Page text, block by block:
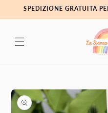
direttamente
ai contenuti
SPEDIZIONE GRATUITA
Passa alle
informazioni
sul prodotto